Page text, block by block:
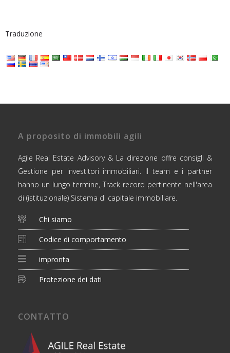
Traduzione
A proposito di immobili agili
Agile Real Estate Advisory & La direzione offre consigli &
Gestione per investitori immobiliari. Il team e i partner
hanno un lungo termine, Track record pertinente nell'area
di (istituzionale) Sistema di capitale immobiliare.
Chi siamo
Codice di comportamento
impronta
Protezione dei dati
CONTATTO